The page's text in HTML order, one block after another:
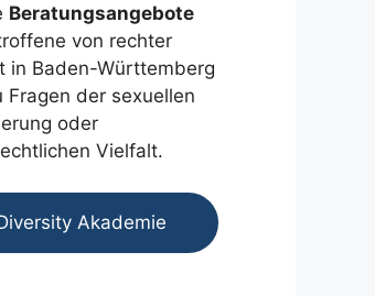
Beratungsangebote
von rechter
in Baden-Württemberg
Fragen der sexuellen
oder
Vielfalt.
Akademie